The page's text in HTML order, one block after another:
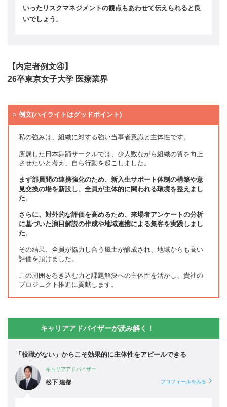
いったリスクマネジメントの観点もあわせて伝えられると良
いでしょう 。
【内定者例文④】
26卒東京女子大学 医療業界
例文(ハイライトはグッドポイント)
私の強みは、組織に対する強い当事者意識と主体性です。
所属した日本舞踊サークルでは、少人数ながら組織の質を向上
させたいと考え、自ら行動を起こしました。
まず部員間の連携強化のため、新入生サポート体制の構築や意
見交換の場を新設し、全員が主体的に関われる環境を整えまし
た。
さらに、対外的な評価を高めるため、来場者アンケートの分析
に基づいた演目解説の作成や地域連携による集客を実践しまし
た。
その結果、全員が協力し合う風土が醸成され、地域からも高い
評価を頂けました。
この周囲を巻き込む力と課題解決への主体性を活かし、貴社の
プロジェクト推進に貢献します。
キャリアアドバイザーが読み解く！
「役職がない」からこそ効果的に主体性をアピールできる
キャリアアドバイザー
松下 建都 プロフィールをみる